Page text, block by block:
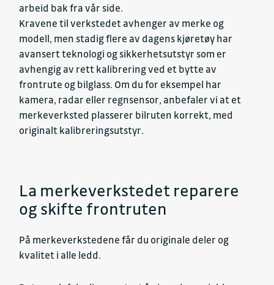
arbeid bak fra vår side.
Kravene til verkstedet avhenger av merke og
modell, men stadig flere av dagens kjøretøy har
avansert teknologi og sikkerhetsutstyr som er
avhengig av rett kalibrering ved et bytte av
frontrute og bilglass. Om du for eksempel har
kamera, radar eller regnsensor, anbefaler vi at et
merkeverksted plasserer bilruten korrekt, med
originalt kalibreringsutstyr.
La merkeverkstedet reparere
og skifte frontruten
På merkeverkstedene får du originale deler og
kvalitet i alle ledd.